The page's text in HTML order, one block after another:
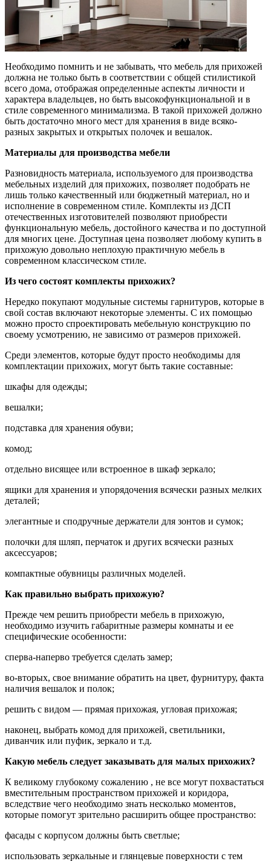
Необходимо помнить и не забывать, что мебель для прихожей
должна не только быть в соответствии с общей стилистикой
всего дома, отображая определенные аспекты личности и
характера владельцев, но быть высокофункциональной и в
стиле современного минимализма. В такой прихожей должно
быть достаточно много мест для хранения в виде всяко-
разных закрытых и открытых полочек и вешалок.
Материалы для производства мебели
Разновидность материала, используемого для производства
мебельных изделий для прихожих, позволяет подобрать не
лишь только качественный или бюджетный материал, но и
исполнение в современном стиле. Комплекты из ДСП
отечественных изготовителей позволяют приобрести
функциональную мебель, достойного качества и по доступной
для многих цене. Доступная цена позволяет любому купить в
прихожую довольно неплохую практичную мебель в
современном классическом стиле.
Из чего состоят комплекты прихожих?
Нередко покупают модульные системы гарнитуров, которые в
свой состав включают некоторые элементы. С их помощью
можно просто спроектировать мебельную конструкцию по
своему усмотрению, не зависимо от размеров прихожей.
Среди элементов, которые будут просто необходимы для
комплектации прихожих, могут быть такие составные:
шкафы для одежды;
вешалки;
подставка для хранения обуви;
комод;
отдельно висящее или встроенное в шкаф зеркало;
ящики для хранения и упорядочения всячески разных мелких
деталей;
элегантные и сподручные держатели для зонтов и сумок;
полочки для шляп, перчаток и других всячески разных
аксессуаров;
компактные обувницы различных моделей.
Как правильно выбрать прихожую?
Прежде чем решить приобрести мебель в прихожую,
необходимо изучить габаритные размеры комнаты и ее
специфические особенности:
сперва-наперво требуется сделать замер;
во-вторых, свое внимание обратить на цвет, фурнитуру, факта
наличия вешалок и полок;
решить с видом — прямая прихожая, угловая прихожая;
наконец, выбрать комод для прихожей, светильники,
диванчик или пуфик, зеркало и т.д.
Какую мебель следует заказывать для малых прихожих?
К великому глубокому сожалению , не все могут похвастаться
вместительным пространством прихожей и коридора,
вследствие чего необходимо знать несколько моментов,
которые помогут зрительно расширить общее пространство:
фасады с корпусом должны быть светлые;
использовать зеркальные и глянцевые поверхности с тем